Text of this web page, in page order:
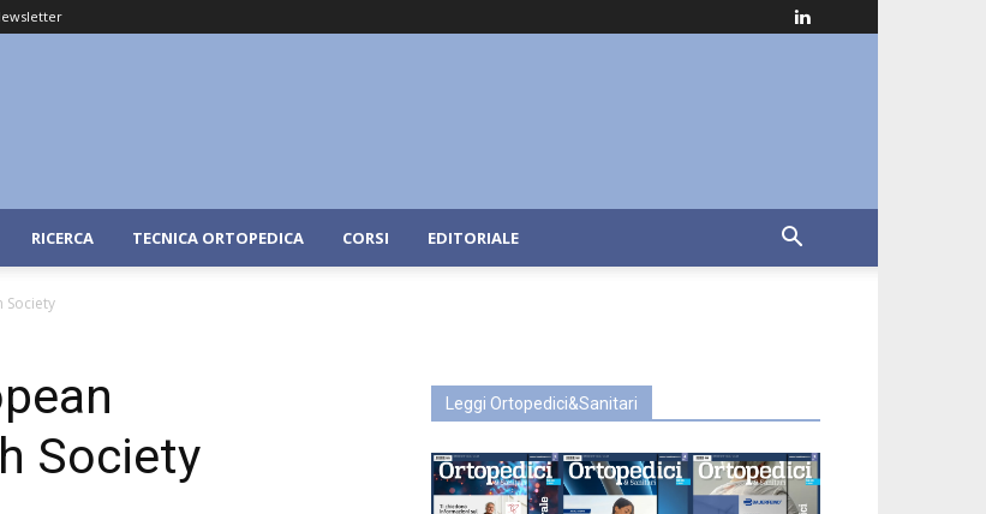
RICERCA TECNICA ORTOPEDICA CORSI EDITORIALE
Society
Society
Leggi Ortopedici&Sanitari